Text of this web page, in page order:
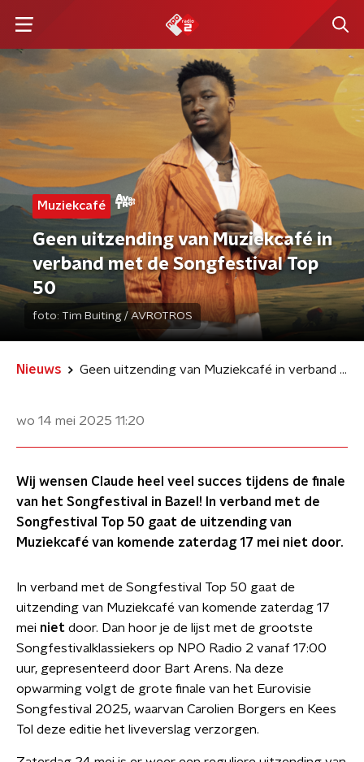
Muziekcafé
Geen uitzending van Muziekcafé in
verband met de Songfestival Top
50
foto: Tim Buiting / AVROTROS
Nieuws Geen uitzending van Muziekcafé in verband met de Songfestival Top 50
wo 14 mei 2025 11:20
Wij wensen Claude heel veel succes tijdens de finale
van het Songfestival in Bazel! In verband met de
Songfestival Top 50 gaat de uitzending van
Muziekcafé van komende zaterdag 17 mei niet door.
In verband met de Songfestival Top 50 gaat de
uitzending van Muziekcafé van komende zaterdag 17
mei niet door. Dan hoor je de lijst met de grootste
Songfestivalklassiekers op NPO Radio 2 vanaf 17:00
uur, gepresenteerd door Bart Arens. Na deze
opwarming volgt de grote finale van het Eurovisie
Songfestival 2025, waarvan Carolien Borgers en Kees
Tol deze editie het liveverslag verzorgen.